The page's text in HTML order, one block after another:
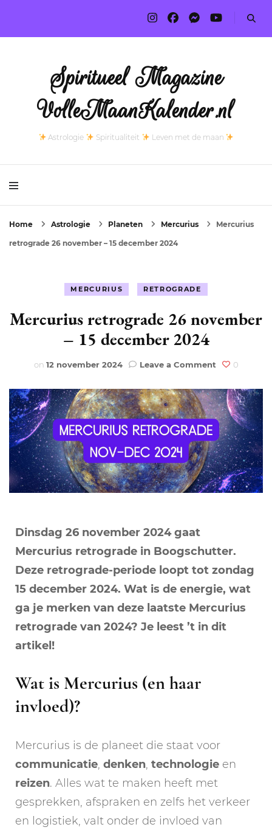
Spiritueel Magazine
VolleMaanKalender.nl
Astrologie Spiritualiteit Leven met de maan
Home Astrologie Planeten Mercurius Mercurius
retrograde 26 november – 15 december 2024
MERCURIUS RETROGRADE
Mercurius retrograde 26 november
– 15 december 2024
on 12 november 2024 Leave a Commenton
retrograde
26
november
–
15
december
2024
0
Dinsdag 26 november 2024 gaat
Mercurius retrograde in Boogschutter.
Deze retrograde-periode loopt tot zondag
15 december 2024. Wat is de energie, wat
ga je merken van deze laatste Mercurius
retrograde van 2024? Je leest ’t in dit
artikel!
Wat is Mercurius (en haar
invloed)?
Mercurius is de planeet die staat voor
communicatie, denken, technologie en
reizen. Alles wat te maken heeft met
gesprekken, afspraken en zelfs het verkeer
en logistiek, valt onder de invloed van